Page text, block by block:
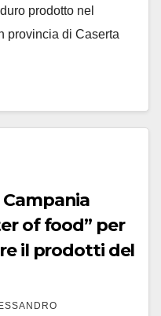
prodotto nel
provincia di Caserta
of food” per
il prodotti del